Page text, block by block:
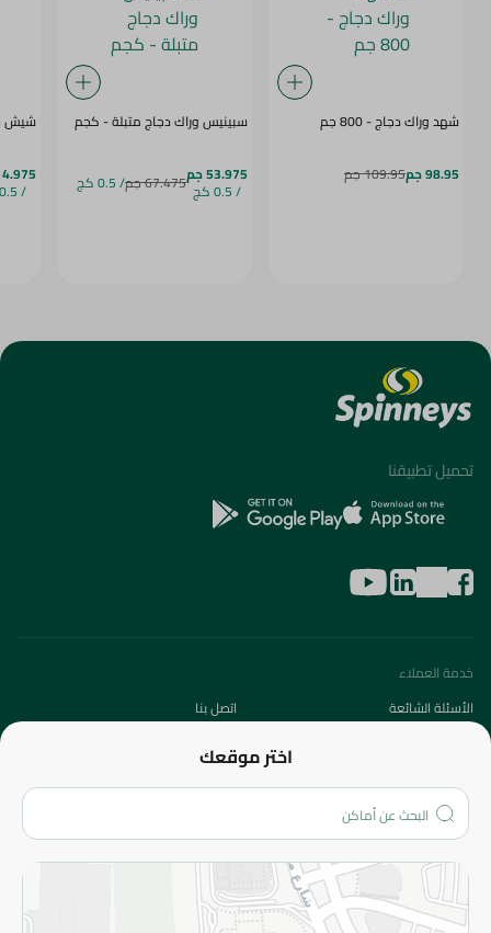
شهد وراك دجاج - 800 جم
98.95 جم 109.95 جم
سبينيس وراك دجاج متبلة - كجم
53.975 جم
/ 0.5 كج 67.475 جم / 0.5 كج
شيش
/ 0.5 كج
اختر موقعك
تحميل تطبيقنا
خدمة العملاء
الأسئلة الشائعة
اتصل بنا
من نحن؟
الفروع
المزيد
الاسترجاع
سياسة الاستخدام
سياسة الخصوصية